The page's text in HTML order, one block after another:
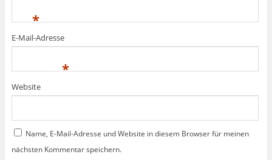
*
E-Mail-Adresse
*
Website
Name, E-Mail-Adresse und Website in diesem Browser für meinen
nächsten Kommentar speichern.